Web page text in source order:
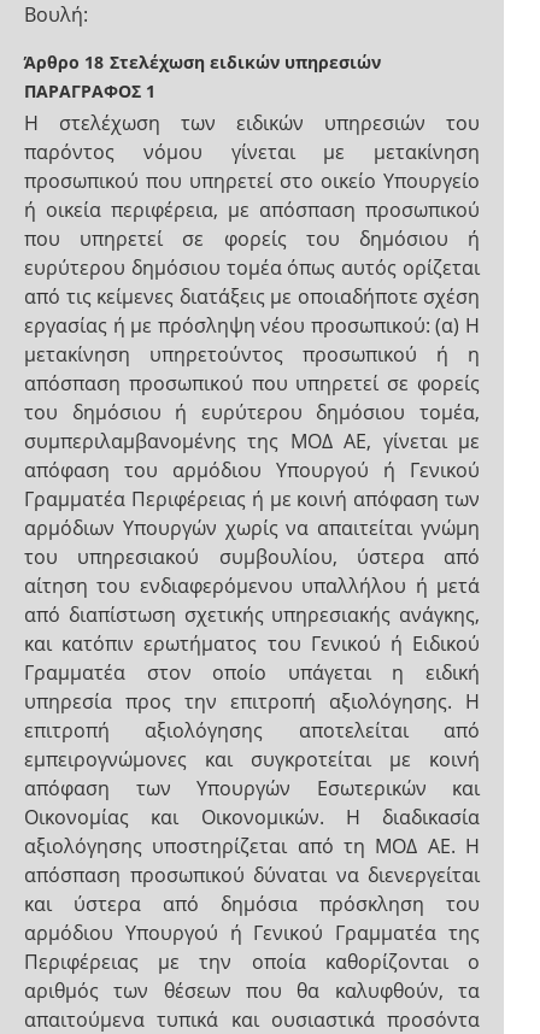
Βουλή:
Άρθρο 18 Στελέχωση ειδικών υπηρεσιών
ΠΑΡΑΓΡΑΦΟΣ 1
Η στελέχωση των ειδικών υπηρεσιών του
παρόντος νόμου γίνεται με μετακίνηση
προσωπικού που υπηρετεί στο οικείο Υπουργείο
ή οικεία περιφέρεια, με απόσπαση προσωπικού
που υπηρετεί σε φορείς του δημόσιου ή
ευρύτερου δημόσιου τομέα όπως αυτός ορίζεται
από τις κείμενες διατάξεις με οποιαδήποτε σχέση
εργασίας ή με πρόσληψη νέου προσωπικού: (α) Η
μετακίνηση υπηρετούντος προσωπικού ή η
απόσπαση προσωπικού που υπηρετεί σε φορείς
του δημόσιου ή ευρύτερου δημόσιου τομέα,
συμπεριλαμβανομένης της ΜΟΔ ΑΕ, γίνεται με
απόφαση του αρμόδιου Υπουργού ή Γενικού
Γραμματέα Περιφέρειας ή με κοινή απόφαση των
αρμόδιων Υπουργών χωρίς να απαιτείται γνώμη
του υπηρεσιακού συμβουλίου, ύστερα από
αίτηση του ενδιαφερόμενου υπαλλήλου ή μετά
από διαπίστωση σχετικής υπηρεσιακής ανάγκης,
και κατόπιν ερωτήματος του Γενικού ή Ειδικού
Γραμματέα στον οποίο υπάγεται η ειδική
υπηρεσία προς την επιτροπή αξιολόγησης. Η
επιτροπή αξιολόγησης αποτελείται από
εμπειρογνώμονες και συγκροτείται με κοινή
απόφαση των Υπουργών Εσωτερικών και
Οικονομίας και Οικονομικών. Η διαδικασία
αξιολόγησης υποστηρίζεται από τη ΜΟΔ ΑΕ. Η
απόσπαση προσωπικού δύναται να διενεργείται
και ύστερα από δημόσια πρόσκληση του
αρμόδιου Υπουργού ή Γενικού Γραμματέα της
Περιφέρειας με την οποία καθορίζονται ο
αριθμός των θέσεων που θα καλυφθούν, τα
απαιτούμενα τυπικά και ουσιαστικά προσόντα